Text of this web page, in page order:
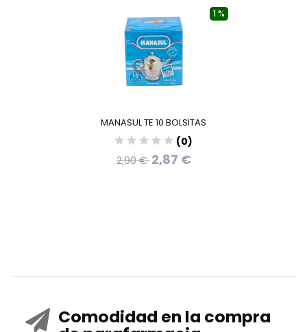
1 %
MANASUL TE 10 BOLSITAS
(0)
2,90 €2,87 €
Comodidad en la compra